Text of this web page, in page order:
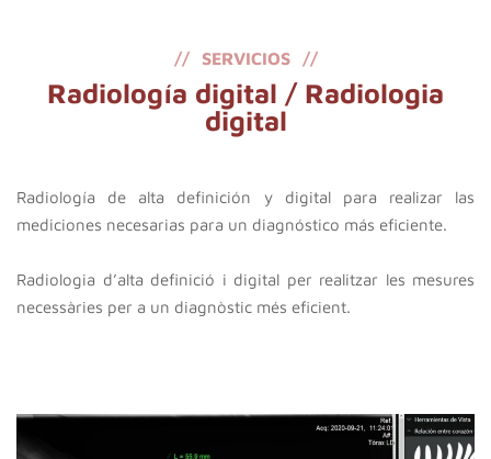
SERVICIOS
Radiología digital / Radiologia
digital
Radiología de alta definición y digital para realizar las
mediciones necesarias para un diagnóstico más eficiente.
Radiologia d’alta definició i digital per realitzar les mesures
necessàries per a un diagnòstic més eficient.